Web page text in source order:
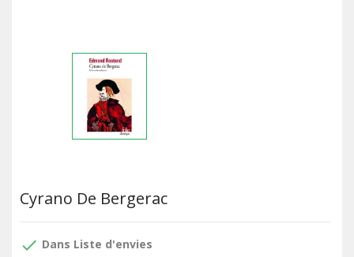
Cyrano De Bergerac
done Dans Liste d'envies